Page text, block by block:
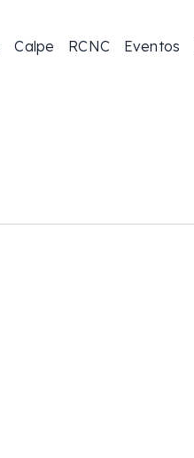
Calpe RCNC Eventos